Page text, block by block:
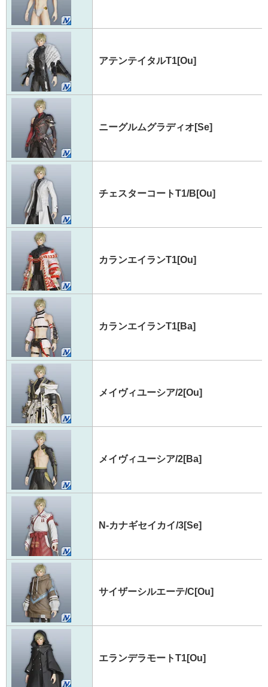
アテンテイタルT1[Ou]
ニーグルムグラディオ[Se]
チェスターコートT1/B[Ou]
カランエイランT1[Ou]
カランエイランT1[Ba]
メイヴィユーシア/2[Ou]
メイヴィユーシア/2[Ba]
N-カナギセイカイ/3[Se]
サイザーシルエーテ/C[Ou]
エランデラモートT1[Ou]